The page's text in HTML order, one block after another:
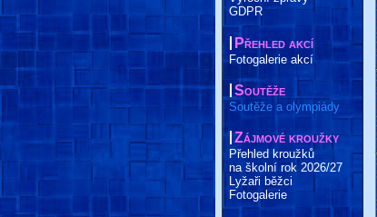
GDPR
Přehled akcí
Fotogalerie akcí
Soutěže
Soutěže a olympiády
Zájmové kroužky
Přehled kroužků
na školní rok 2026/27
Lyžaři běžci
Fotogalerie